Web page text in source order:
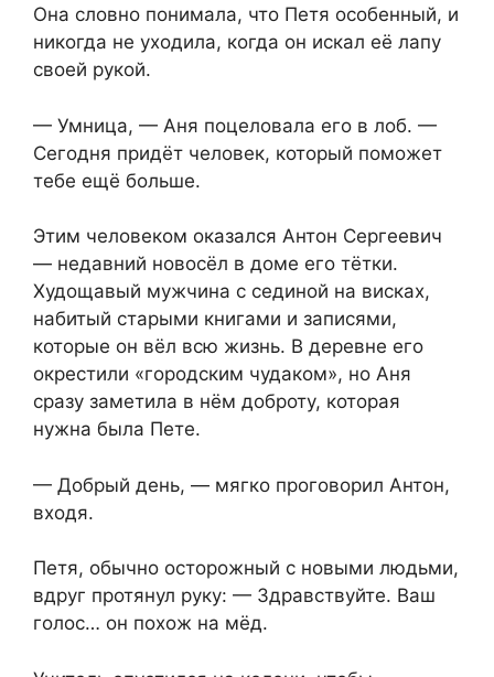
Она словно понимала, что Петя особенный, и
никогда не уходила, когда он искал её лапу
своей рукой.
— Умница, — Аня поцеловала его в лоб. —
Сегодня придёт человек, который поможет
тебе ещё больше.
Этим человеком оказался Антон Сергеевич
— недавний новосёл в доме его тётки.
Худощавый мужчина с сединой на висках,
набитый старыми книгами и записями,
которые он вёл всю жизнь. В деревне его
окрестили «городским чудаком», но Аня
сразу заметила в нём доброту, которая
нужна была Пете.
— Добрый день, — мягко проговорил Антон,
входя.
Петя, обычно осторожный с новыми людьми,
вдруг протянул руку: — Здравствуйте. Ваш
голос… он похож на мёд.